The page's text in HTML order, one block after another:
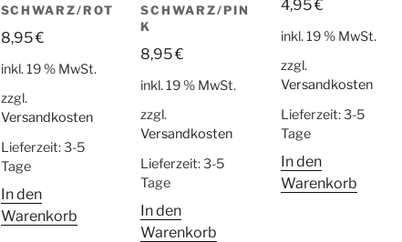
SCHWARZ/ROT
8,95€
inkl. 19 % MwSt.
zzgl.
Versandkosten
Lieferzeit:3-5
Tage
In den
Warenkorb
SCHWARZ/PIN
K
8,95€
inkl. 19 % MwSt.
zzgl.
Versandkosten
Lieferzeit:3-5
Tage
In den
Warenkorb
4,95€
inkl. 19 % MwSt.
zzgl.
Versandkosten
Lieferzeit:3-5
Tage
In den
Warenkorb